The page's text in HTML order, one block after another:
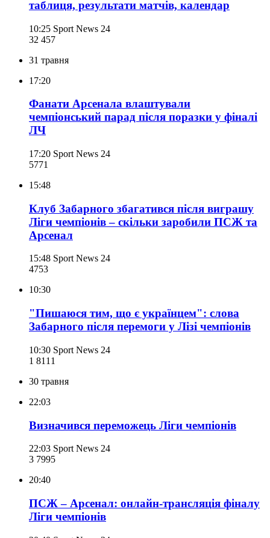
таблиця, результати матчів, календар
10:25 Sport News 24
32 457
31 травня
17:20
Фанати Арсенала влаштували
чемпіонський парад після поразки у фіналі
ЛЧ
17:20 Sport News 24
5771
15:48
Клуб Забарного збагатився після виграшу
Ліги чемпіонів – скільки заробили ПСЖ та
Арсенал
15:48 Sport News 24
4753
10:30
"Пишаюся тим, що є українцем": слова
Забарного після перемоги у Лізі чемпіонів
10:30 Sport News 24
1 811 1
30 травня
22:03
Визначився переможець Ліги чемпіонів
22:03 Sport News 24
3 7995
20:40
ПСЖ – Арсенал: онлайн-трансляція фіналу
Ліги чемпіонів